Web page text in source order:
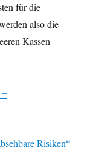
für die
also die
Kassen
Risiken“